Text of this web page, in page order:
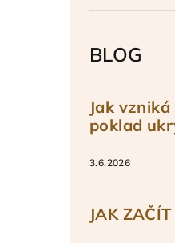
BLOG
Jak
poklad
3.6.2026
JAK